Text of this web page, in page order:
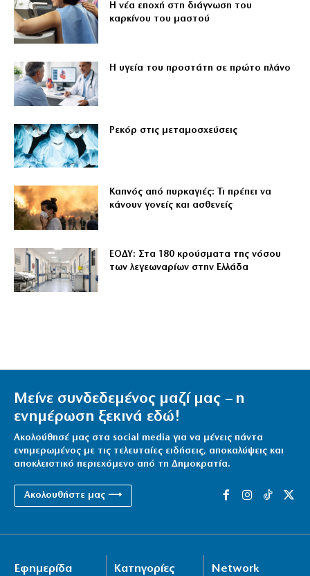
Η νέα εποχή στη διάγνωση του
καρκίνου του μαστού
Η υγεία του προστάτη σε πρώτο πλάνο
Ρεκόρ στις μεταμοσχεύσεις
Καπνός από πυρκαγιές: Τι πρέπει να
κάνουν γονείς και ασθενείς
ΕΟΔΥ: Στα 180 κρούσματα της νόσου
των λεγεωναρίων στην Ελλάδα
Μείνε συνδεδεμένος μαζί μας – η
ενημέρωση ξεκινά εδώ!
Ακολούθησέ μας στα social media για να μένεις πάντα
ενημερωμένος με τις τελευταίες ειδήσεις, αποκαλύψεις και
αποκλειστικό περιεχόμενο από τη Δημοκρατία.
Ακολουθήστε μας ⟶
Εφημερίδα
Κατηγορίες Network